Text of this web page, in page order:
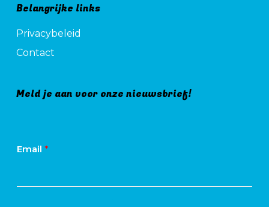
Belangrijke links
Privacybeleid
Contact
Meld je aan voor onze nieuwsbrief!
Email *